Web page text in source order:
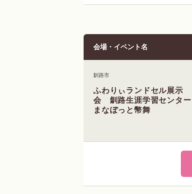
会場・イベント名
釧路市
ふわりぃランドセル展示
会 釧路生涯学習センター
まなぼっと幣舞